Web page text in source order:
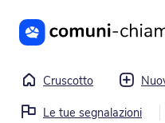
Vai al contenuto principale
Cruscotto
Le tue segnalazioni